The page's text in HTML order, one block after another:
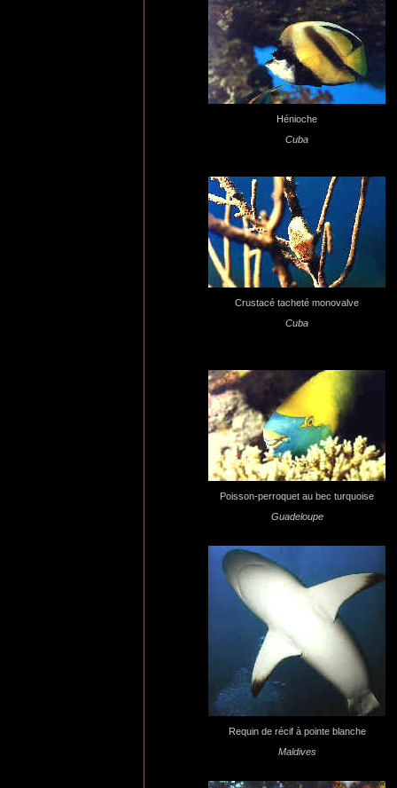
Hénioche
Cuba
Crustacé tacheté monovalve
Cuba
Poisson-perroquet au bec turquoise
Guadeloupe
Requin de récif à pointe blanche
Maldives